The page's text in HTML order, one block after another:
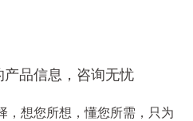
产品信息，咨询无忧
，想您所想，懂您所需，只为